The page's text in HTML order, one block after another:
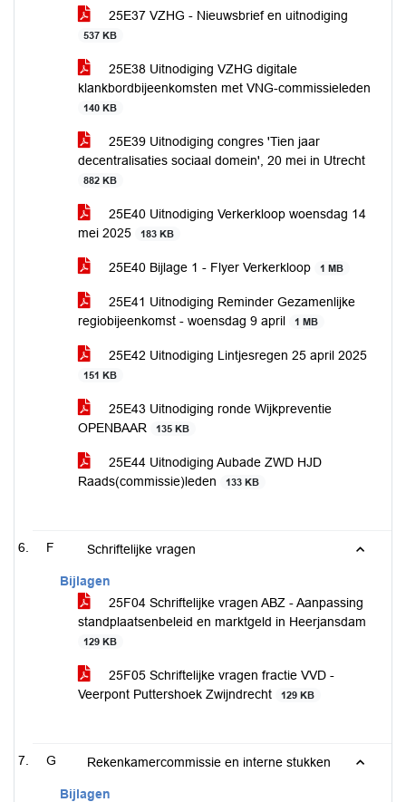
25E37 VZHG - Nieuwsbrief en uitnodiging
537 KB
25E38 Uitnodiging VZHG digitale
klankbordbijeenkomsten met VNG-commissieleden
140 KB
25E39 Uitnodiging congres 'Tien jaar
decentralisaties sociaal domein', 20 mei in Utrecht
882 KB
25E40 Uitnodiging Verkerkloop woensdag 14
mei 2025
183 KB
25E40 Bijlage 1 - Flyer Verkerkloop 1 MB
25E41 Uitnodiging Reminder Gezamenlijke
regiobijeenkomst - woensdag 9 april
1 MB
25E42 Uitnodiging Lintjesregen 25 april 2025
151 KB
25E43 Uitnodiging ronde Wijkpreventie
OPENBAAR
135 KB
25E44 Uitnodiging Aubade ZWD HJD
Raads(commissie)leden
133 KB
F Schriftelijke vragen
Bijlagen
25F04 Schriftelijke vragen ABZ - Aanpassing
standplaatsenbeleid en marktgeld in Heerjansdam
129 KB
25F05 Schriftelijke vragen fractie VVD -
Veerpont Puttershoek Zwijndrecht
129 KB
G Rekenkamercommissie en interne stukken
Bijlagen